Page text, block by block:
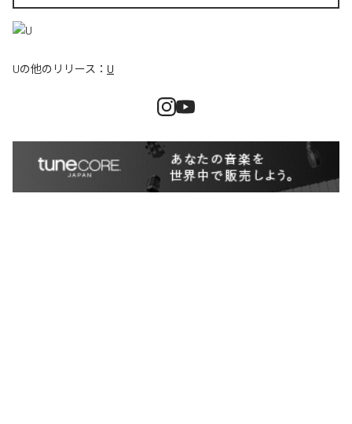
Uの他のリリース： U